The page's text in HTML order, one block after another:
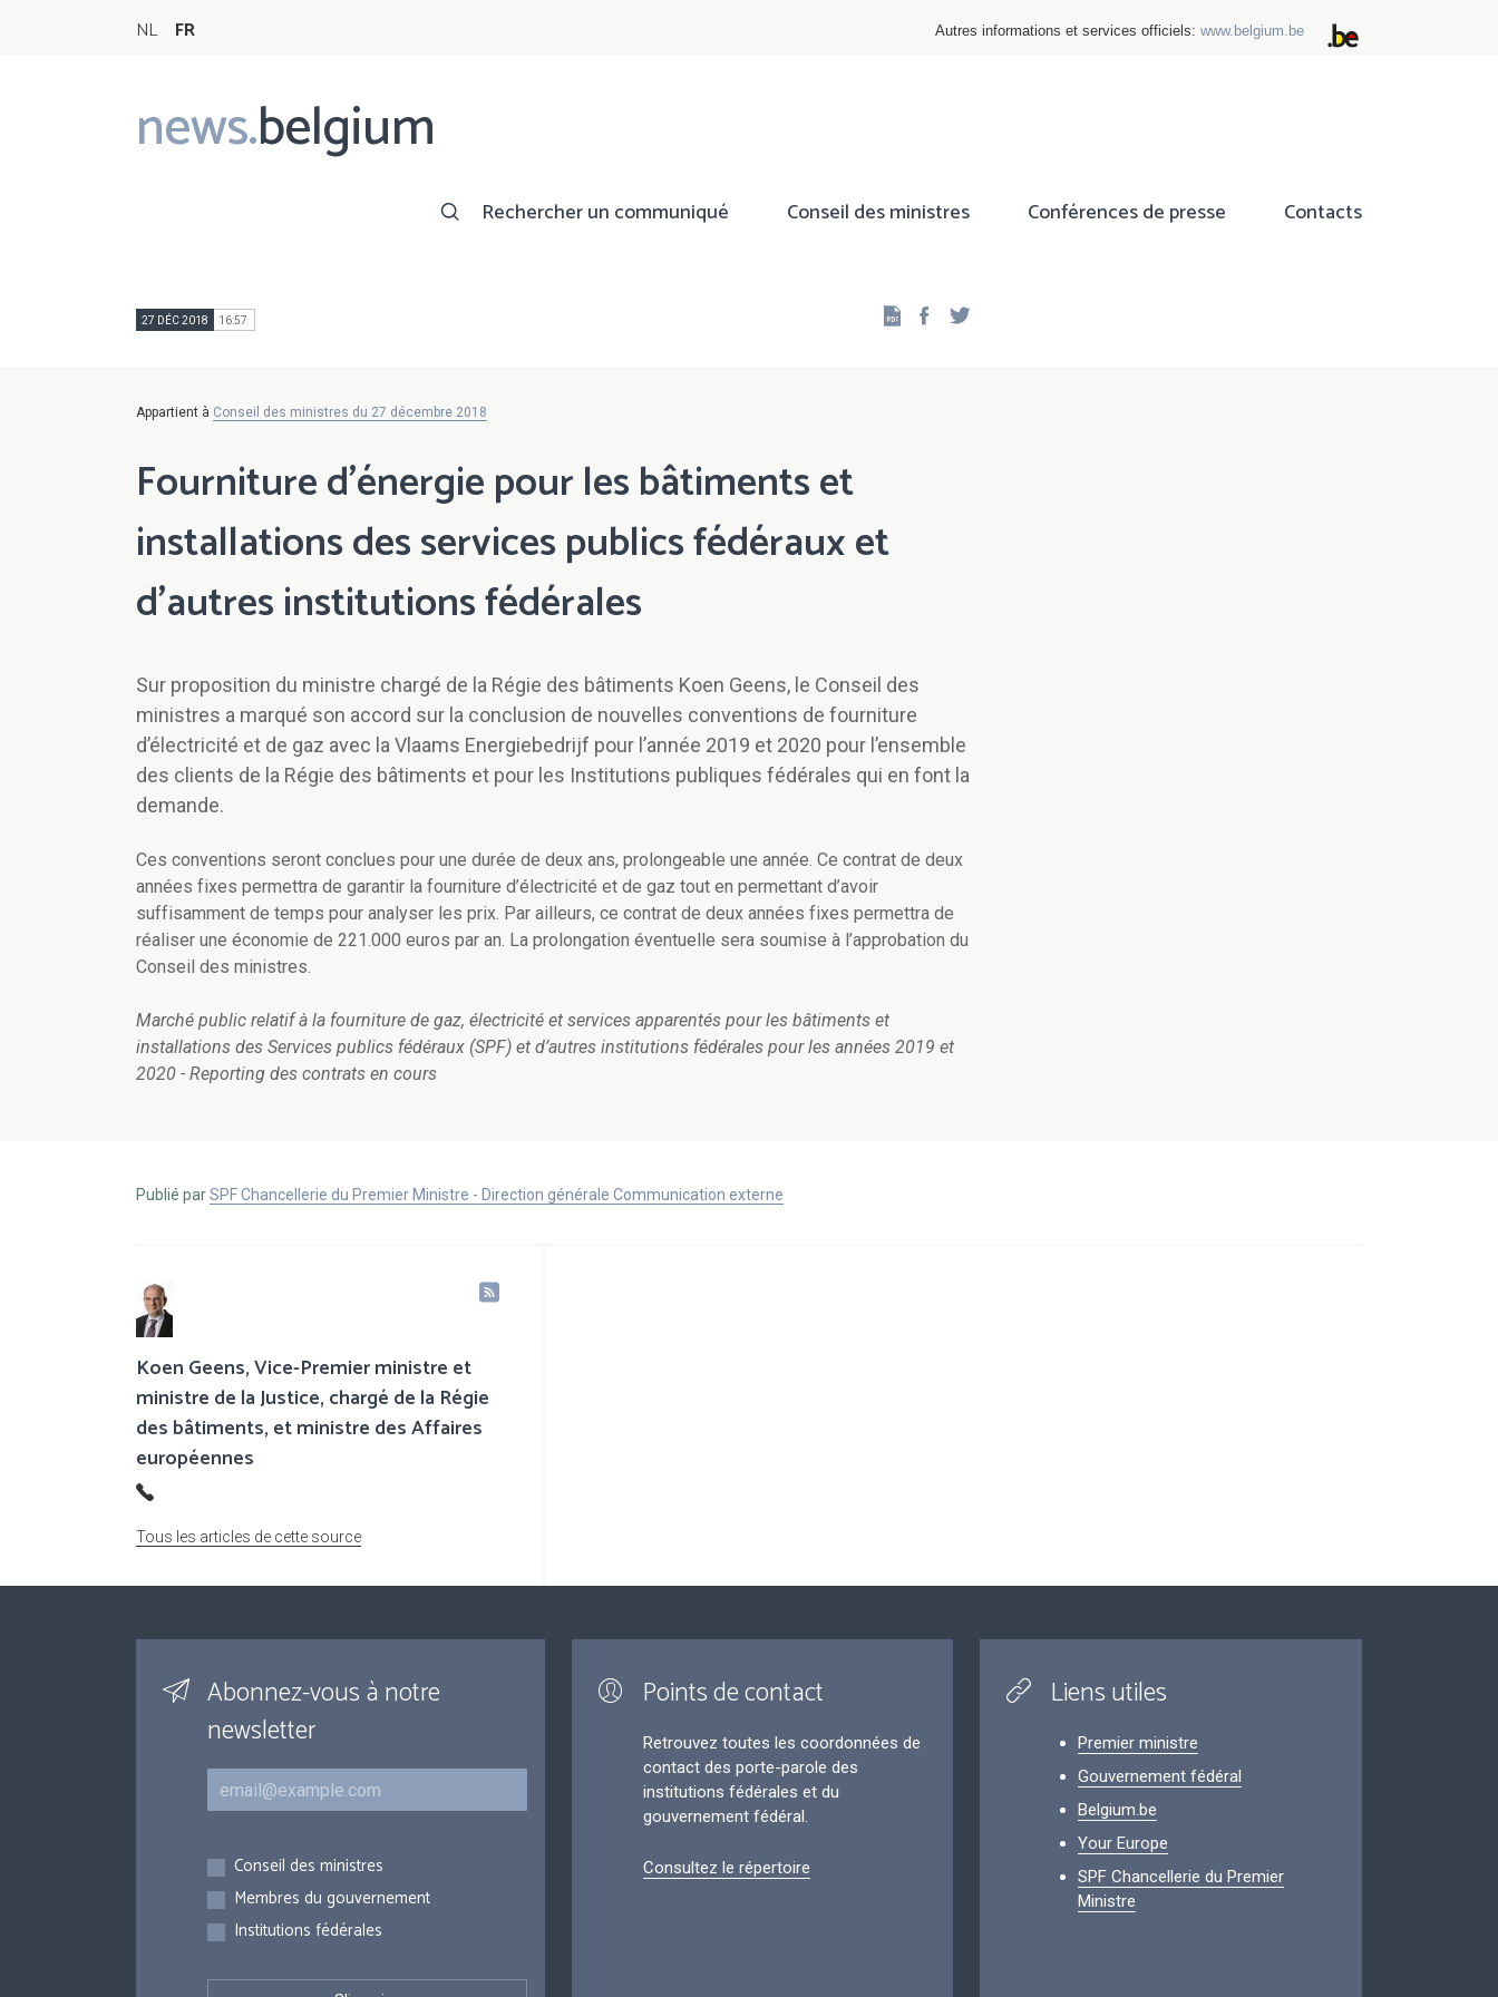
NL FR Autres informations et services officiels: www.belgium.be
news.belgium
Main
navigation
Rechercher un communiqué Conseil des ministres Conférences de presse Contacts
27 DÉC 2018 16:57 Facebook
Appartient à Conseil des ministres du 27 décembre 2018
Fourniture d'énergie pour les bâtiments et
installations des services publics fédéraux et
d’autres institutions fédérales
Sur proposition du ministre chargé de la Régie des bâtiments Koen Geens, le Conseil des
ministres a marqué son accord sur la conclusion de nouvelles conventions de fourniture
d’électricité et de gaz avec la Vlaams Energiebedrijf pour l’année 2019 et 2020 pour l’ensemble
des clients de la Régie des bâtiments et pour les Institutions publiques fédérales qui en font la
demande.
Ces conventions seront conclues pour une durée de deux ans, prolongeable une année. Ce contrat de deux
années fixes permettra de garantir la fourniture d’électricité et de gaz tout en permettant d’avoir
suffisamment de temps pour analyser les prix. Par ailleurs, ce contrat de deux années fixes permettra de
réaliser une économie de 221.000 euros par an. La prolongation éventuelle sera soumise à l’approbation du
Conseil des ministres.
Marché public relatif à la fourniture de gaz, électricité et services apparentés pour les bâtiments et
installations des Services publics fédéraux (SPF) et d’autres institutions fédérales pour les années 2019 et
2020 - Reporting des contrats en cours
Publié parSPF Chancellerie du Premier Ministre - Direction générale Communication externe
Koen Geens, Vice-Premier ministre et
ministre de la Justice, chargé de la Régie
des bâtiments, et ministre des Affaires
européennes
Tous les articles de cette source
Abonnez-vous à notre
newsletter
Courriel
Inscriptions
Conseil des ministres
Membres du gouvernement
Institutions fédérales
Points de contact
Retrouvez toutes les coordonnées de
contact des porte-parole des
institutions fédérales et du
gouvernement fédéral.
Consultez le répertoire
Liens utiles
Premier ministre
Gouvernement fédéral
Belgium.be
Your Europe
SPF Chancellerie du Premier
Ministre